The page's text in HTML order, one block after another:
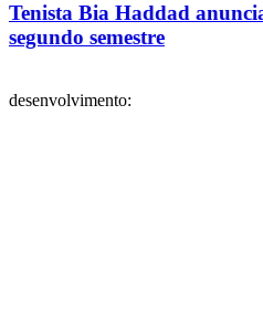
Tenista Bia Haddad
segundo semestre
desenvolvimento: